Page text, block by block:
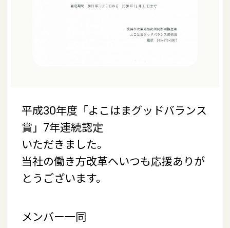
平成30年度「よこはまグッドバランス
賞」7年連続認定
いただきました。
当社の働き方改革へいつも応援ありが
とうございます。
メンバー一同